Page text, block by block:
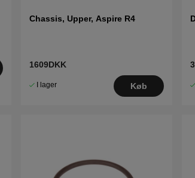
Chassis, Upper, Aspire R4
1609DKK
I lager Køb